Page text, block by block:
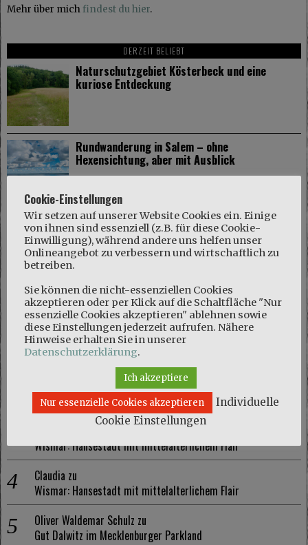
Mehr über michfindest du hier.
DERZEIT BELIEBT
Naturschutzgebiet Kösterbeck und eine
kuriose Entdeckung
Rundwanderung in Salem – ohne
Hexensichtung, aber mit Ausblick
Boizenburg: Das Klein-Venedig des Nordens
NEUESTE KOMMENTARE
Mariezu
Naturschutzgebiet Kösterbeck und eine kuriose Entdeckung
Naturschutzgebiet Kösterbeck und eine kuriose Entdeckung
Wismar: Hansestadt mit mittelalterlichem Flair
Claudia zu
Wismar: Hansestadt mit mittelalterlichem Flair
Oliver Waldemar Schulz zu
Gut Dalwitz im Mecklenburger Parkland
Cookie-Einstellungen
Wir setzen auf unserer Website Cookies ein. Einige
von ihnen sind essenziell (z.B. für diese Cookie-
Einwilligung), während andere uns helfen unser
Onlineangebot zu verbessern und wirtschaftlich zu
betreiben.
Sie können die nicht-essenziellen Cookies
akzeptieren oder per Klick auf die Schaltfläche "Nur
essenzielle Cookies akzeptieren" ablehnen sowie
diese Einstellungen jederzeit aufrufen. Nähere
Hinweise erhalten Sie in unserer
Datenschutzerklärung.
Ich akzeptiere
Nur essenzielle Cookies akzeptieren
Individuelle
Cookie Einstellungen